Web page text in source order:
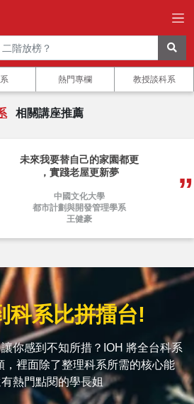
熱門專欄 教授談科系
相關講座推薦
未來我要替自己的家園都更
，實踐老屋更新夢
中國文化大學
都市計劃與開發管理學系
王健豪
科系比拼擂台!
你感到不知所措？IOH 將全台科系
，裡面除了整理科系所需的核心能
熱門點閱的學長姐